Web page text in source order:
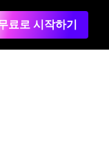
료로 시작하기